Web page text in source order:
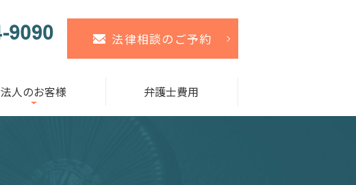
法人のお客様 弁護士費用
法律相談のご予約